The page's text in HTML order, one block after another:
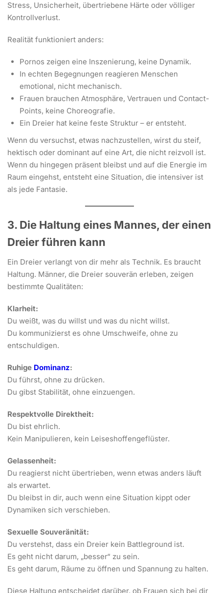
Stress, Unsicherheit, übertriebene Härte oder völliger
Kontrollverlust.
Realität funktioniert anders:
Pornos zeigen eine Inszenierung, keine Dynamik.
In echten Begegnungen reagieren Menschen
emotional, nicht mechanisch.
Frauen brauchen Atmosphäre, Vertrauen und Contact-
Points, keine Choreografie.
Ein Dreier hat keine feste Struktur – er entsteht.
Wenn du versuchst, etwas nachzustellen, wirst du steif,
hektisch oder dominant auf eine Art, die nicht reizvoll ist.
Wenn du hingegen präsent bleibst und auf die Energie im
Raum eingehst, entsteht eine Situation, die intensiver ist
als jede Fantasie.
3. Die Haltung eines Mannes, der einen
Dreier führen kann
Ein Dreier verlangt von dir mehr als Technik. Es braucht
Haltung. Männer, die Dreier souverän erleben, zeigen
bestimmte Qualitäten:
Klarheit:
Du weißt, was du willst und was du nicht willst.
Du kommunizierst es ohne Umschweife, ohne zu
entschuldigen.
Ruhige Dominanz:
Du führst, ohne zu drücken.
Du gibst Stabilität, ohne einzuengen.
Respektvolle Direktheit:
Du bist ehrlich.
Kein Manipulieren, kein Leiseshoffengeflüster.
Gelassenheit:
Du reagierst nicht übertrieben, wenn etwas anders läuft
als erwartet.
Du bleibst in dir, auch wenn eine Situation kippt oder
Dynamiken sich verschieben.
Sexuelle Souveränität:
Du verstehst, dass ein Dreier kein Battleground ist.
Es geht nicht darum, „besser“ zu sein.
Es geht darum, Räume zu öffnen und Spannung zu halten.
Diese Haltung entscheidet darüber, ob Frauen sich bei dir